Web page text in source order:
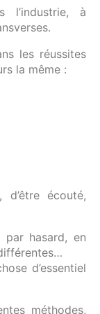
l’industrie, à
les réussites
la même :
d’être écouté,
hasard, en
d’essentiel
méthodes,